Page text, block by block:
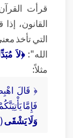
قرأت
القانون،
التي تأخذ
الله":﴿لاَ
مثلاً:
﴿ قَالَ
فَإِمَّا
وَلَا يَشْقَى(123)﴾